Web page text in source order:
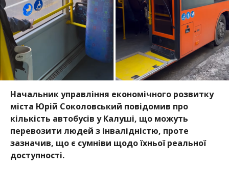
Начальник управління економічного розвитку
міста Юрій Соколовський повідомив про
кількість автобусів у Калуші, що можуть
перевозити людей з інвалідністю, проте
зазначив, що є сумніви щодо їхньої реальної
доступності.